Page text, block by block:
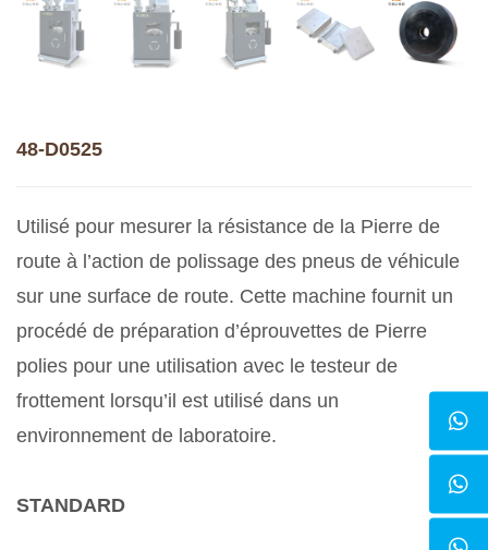
48-D0525
Utilisé pour mesurer la résistance de la Pierre de
route à l’action de polissage des pneus de véhicule
sur une surface de route. Cette machine fournit un
procédé de préparation d’éprouvettes de Pierre
polies pour une utilisation avec le testeur de
frottement lorsqu’il est utilisé dans un
environnement de laboratoire.
STANDARD